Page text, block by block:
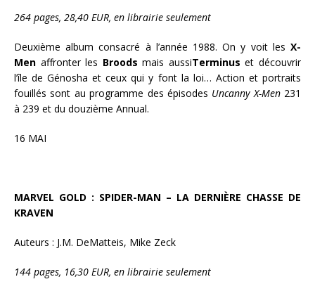
264 pages, 28,40 EUR, en librairie seulement
Deuxième album consacré à l’année 1988. On y voit les X-
Men affronter les Broods mais aussiTerminus et découvrir
l’île de Génosha et ceux qui y font la loi… Action et portraits
fouillés sont au programme des épisodes Uncanny X-Men231
à 239 et du douzième Annual.
16 MAI
MARVEL GOLD : SPIDER-MAN – LA DERNIÈRE CHASSE DE
KRAVEN
Auteurs : J.M. DeMatteis, Mike Zeck
144 pages, 16,30 EUR, en librairie seulement